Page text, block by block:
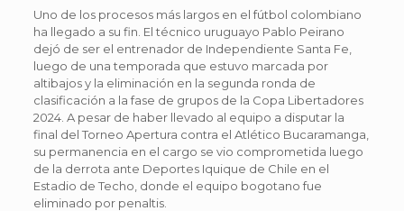
Uno de los procesos más largos en el fútbol colombiano
ha llegado a su fin. El técnico uruguayo Pablo Peirano
dejó de ser el entrenador de Independiente Santa Fe,
luego de una temporada que estuvo marcada por
altibajos y la eliminación en la segunda ronda de
clasificación a la fase de grupos de la Copa Libertadores
2024. A pesar de haber llevado al equipo a disputar la
final del Torneo Apertura contra el Atlético Bucaramanga,
su permanencia en el cargo se vio comprometida luego
de la derrota ante Deportes Iquique de Chile en el
Estadio de Techo, donde el equipo bogotano fue
eliminado por penaltis.